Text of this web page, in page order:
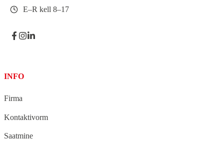
E–R kell 8–17
INFO
Firma
Kontaktivorm
Saatmine